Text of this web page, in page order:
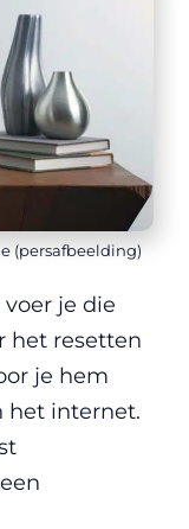
(persafbeelding)
voer je die
het resetten
je hem
het internet.